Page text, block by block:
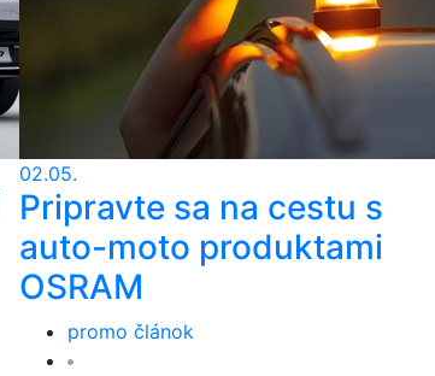
02.05.
Pripravte sa na cestu s
auto-moto produktami
OSRAM
promo článok